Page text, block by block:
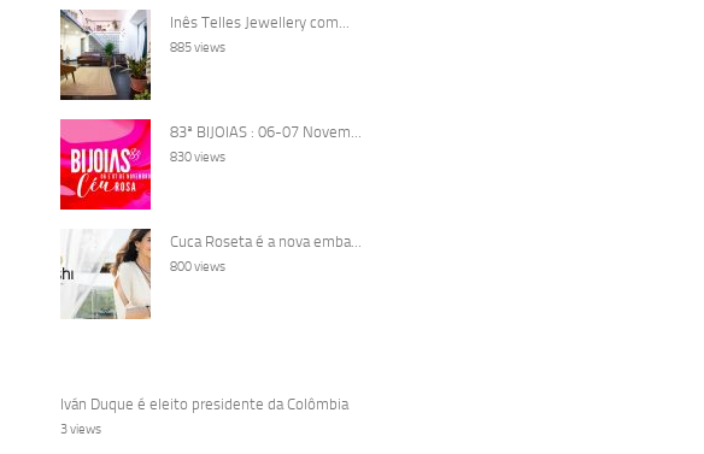
Inês Telles Jewellery com...
885 views
83ª BIJOIAS : 06-07 Novem...
830 views
Cuca Roseta é a nova emba...
800 views
Iván Duque é eleito presidente da Colômbia
3 views